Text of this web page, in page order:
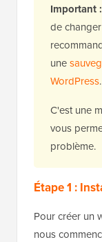
Important :
de
une
WordPress.
C'est une
vous
problème.
Étape 1 :
Pour créer un
nous